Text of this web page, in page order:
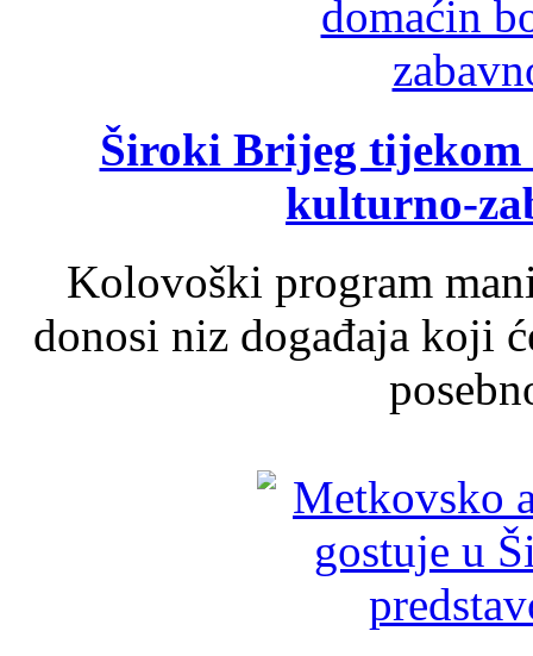
Široki Brijeg tijekom
kulturno-
Kolovoški program
donosi niz događaja koji